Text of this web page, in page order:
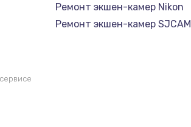
Ремонт экшен-камер Nikon
Ремонт экшен-камер SJCAM